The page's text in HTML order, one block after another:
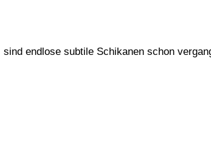
endlose subtile Schikanen schon